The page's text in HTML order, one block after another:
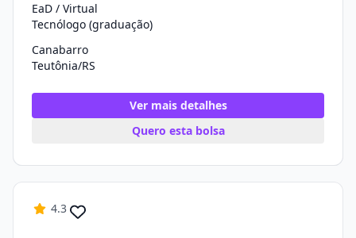
EaD / Virtual
Tecnólogo (graduação)
Canabarro
Teutônia/RS
Ver mais detalhes
Quero esta bolsa
4.3